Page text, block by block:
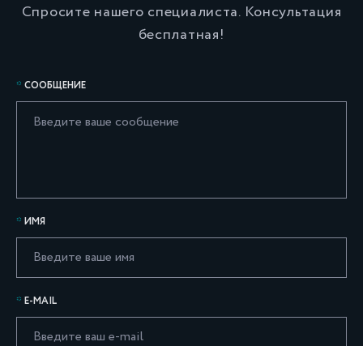
Спросите нашего специалиста. Консультация
бесплатная!
СООБЩЕНИЕ
ИМЯ
E-MAIL